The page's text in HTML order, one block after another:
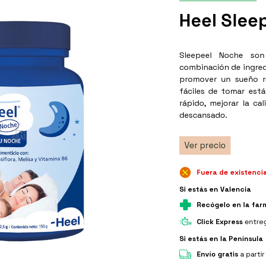
Heel
Sleepeel Noche
combinación de
promover un sueño
fáciles de tomar
rápido, mejorar la
descansado.
Ver precio
Fuera de
Si estás en Valencia
Recógelo en la
Click Express
Si estás en la Península
Envío gratis a partir